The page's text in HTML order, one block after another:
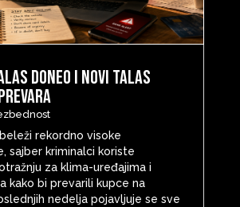
doneo i novi talas
rekordno visoke
sajber kriminalci koriste
za klima-uređajima i
kako bi prevarili kupce na
nedelja pojavljuje se sve